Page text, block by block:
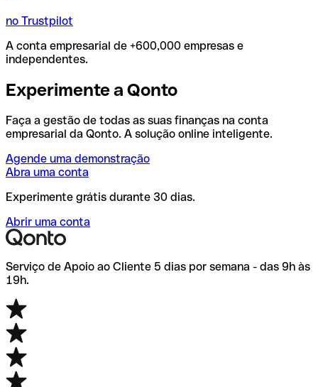
no Trustpilot
A conta empresarial de +600,000 empresas e
independentes.
Experimente a Qonto
Faça a gestão de todas as suas finanças na conta
empresarial da Qonto. A solução online inteligente.
Agende uma demonstração
Abra uma conta
Experimente grátis durante 30 dias.
Abrir uma conta
Serviço de Apoio ao Cliente 5 dias por semana - das 9h às
19h.